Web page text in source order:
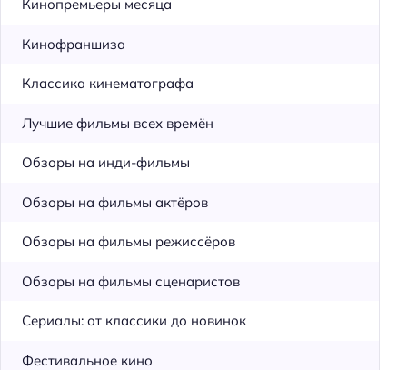
Кинопремьеры месяца
Кинофраншиза
Классика кинематографа
Лучшие фильмы всех времён
Обзоры на инди-фильмы
Обзоры на фильмы актёров
Обзоры на фильмы режиссёров
Обзоры на фильмы сценаристов
Сериалы: от классики до новинок
Фестивальное кино